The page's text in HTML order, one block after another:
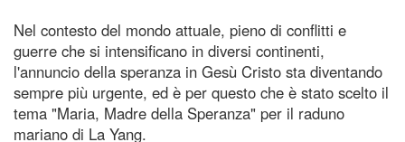
Nel contesto del mondo attuale, pieno di conflitti e
guerre che si intensificano in diversi continenti,
l'annuncio della speranza in Gesù Cristo sta diventando
sempre più urgente, ed è per questo che è stato scelto il
tema "Maria, Madre della Speranza" per il raduno
mariano di La Yang.